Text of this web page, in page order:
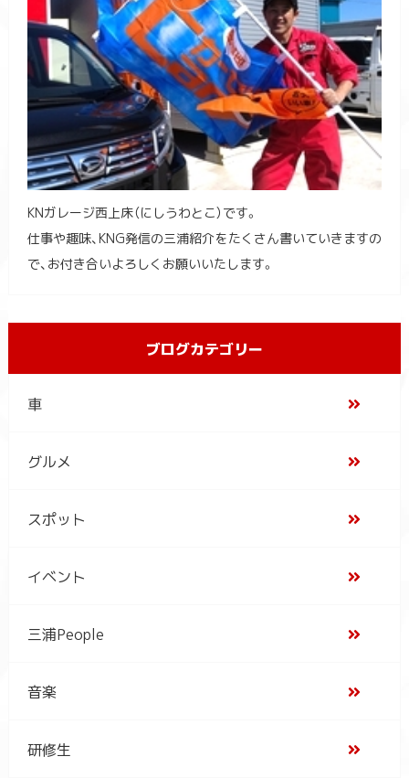
KNガレージ西上床（にしうわとこ）です。
仕事や趣味、KNG発信の三浦紹介をたくさん書いていきますの
で、お付き合いよろしくお願いいたします。
ブログカテゴリー
車
グルメ
スポット
イベント
三浦People
音楽
研修生